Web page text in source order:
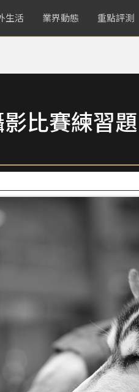
生活 業界動態 重點評測
比賽練習題